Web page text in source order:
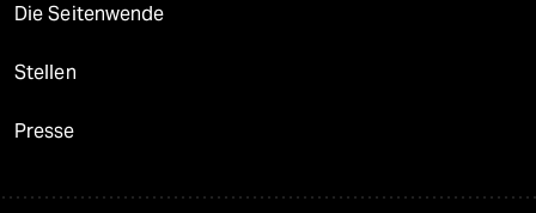
Die Seitenwende
Stellen
Presse